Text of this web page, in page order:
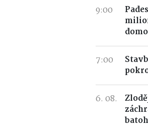
9:00
7:00
6. 08.